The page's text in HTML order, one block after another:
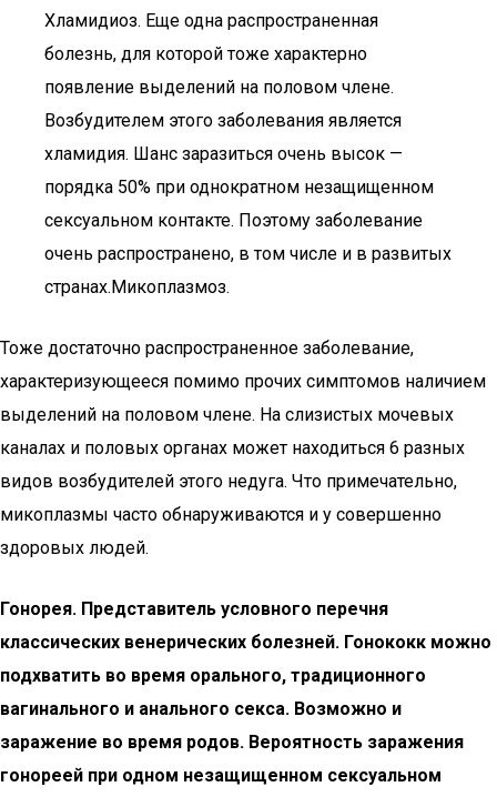
Хламидиоз. Еще одна распространенная
болезнь, для которой тоже характерно
появление выделений на половом члене.
Возбудителем этого заболевания является
хламидия. Шанс заразиться очень высок —
порядка 50% при однократном незащищенном
сексуальном контакте. Поэтому заболевание
очень распространено, в том числе и в развитых
странах.Микоплазмоз.
Тоже достаточно распространенное заболевание,
характеризующееся помимо прочих симптомов наличием
выделений на половом члене. На слизистых мочевых
каналах и половых органах может находиться 6 разных
видов возбудителей этого недуга. Что примечательно,
микоплазмы часто обнаруживаются и у совершенно
здоровых людей.
Гонорея. Представитель условного перечня
классических венерических болезней. Гонококк можно
подхватить во время орального, традиционного
вагинального и анального секса. Возможно и
заражение во время родов. Вероятность заражения
гонореей при одном незащищенном сексуальном